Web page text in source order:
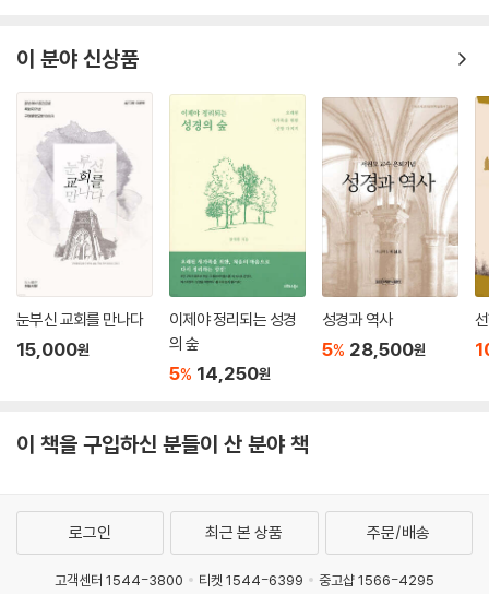
이 분야 신상품
눈부신 교회를 만나다
15,000원
이제야 정리되는 성경
의 숲
5% 14,250원
성경과 역사
5% 28,500원
이 책을 구입하신 분들이 산 분야 책
로그인 최근 본 상품 주문/배송
고객센터 1544-3800 티켓 1544-6399
중고샵 1566-4295